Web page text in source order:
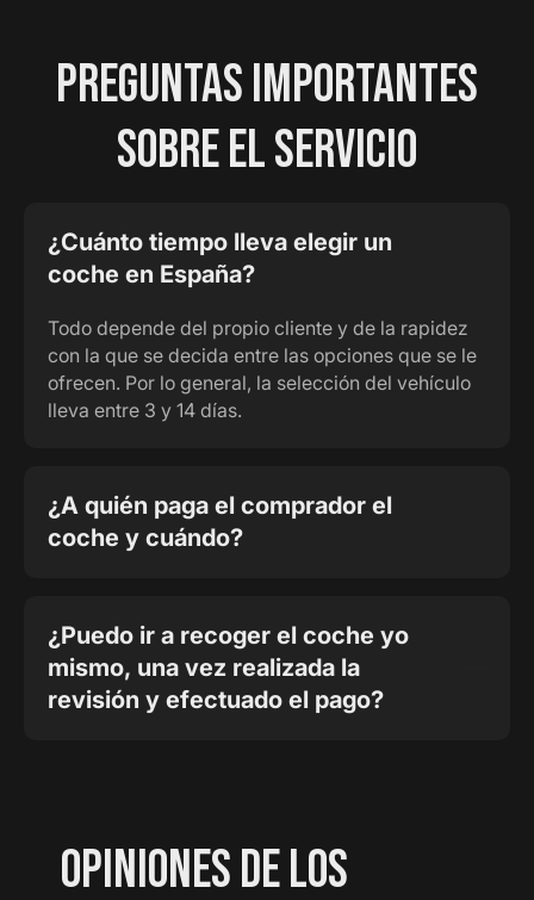
PREGUNTAS IMPORTANTES
SOBRE EL SERVICIO
¿Cuánto tiempo lleva elegir un
coche en España?
Todo depende del propio cliente y de la rapidez
con la que se decida entre las opciones que se le
ofrecen. Por lo general, la selección del vehículo
lleva entre 3 y 14 días.
¿A quién paga el comprador el
coche y cuándo?
¿Puedo ir a recoger el coche yo
mismo, una vez realizada la
revisión y efectuado el pago?
OPINIONES DE LOS